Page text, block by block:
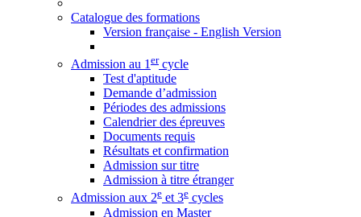
Catalogue des formations
Version française - English Version
Admission au 1 ercycle
Test d'aptitude
Demande d’admission
Périodes des admissions
Calendrier des épreuves
Documents requis
Résultats et confirmation
Admission sur titre
Admission à titre étranger
Admission aux 2e et 3e cycles
Admission en Master